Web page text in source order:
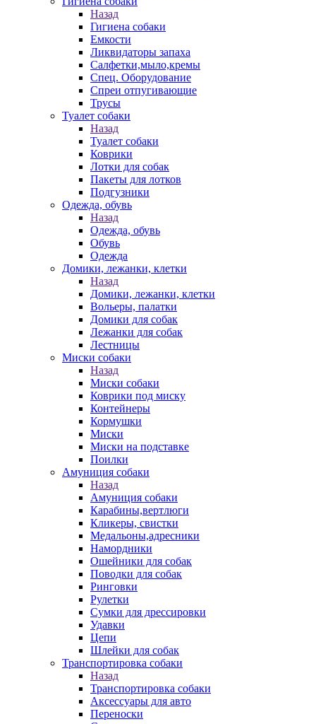
Назад
Гигиена собаки
Емкости
Ликвидаторы запаха
Салфетки,мыло,кремы
Спец. Оборудование
Спреи отпугивающие
Трусы
Туалет собаки
Назад
Туалет собаки
Коврики
Лотки для собак
Пакеты для лотков
Подгузники
Одежда, обувь
Назад
Одежда, обувь
Обувь
Одежда
Домики, лежанки, клетки
Назад
Домики, лежанки, клетки
Вольеры, палатки
Домики для собак
Лежанки для собак
Лестницы
Миски собаки
Назад
Миски собаки
Коврики под миску
Контейнеры
Кормушки
Миски
Миски на подставке
Поилки
Амуниция собаки
Назад
Амуниция собаки
Карабины,вертлюги
Кликеры, свистки
Медальоны,адресники
Намордники
Ошейники для собак
Поводки для собак
Ринговки
Рулетки
Сумки для дрессировки
Удавки
Цепи
Шлейки для собак
Транспортировка собаки
Назад
Транспортировка собаки
Аксессуары для авто
Переноски